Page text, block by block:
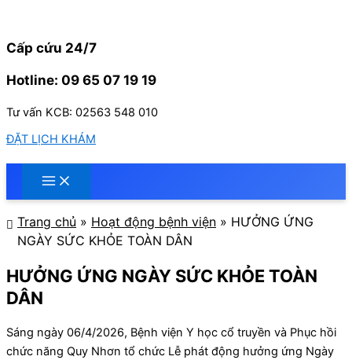
nội
Cấp cứu 24/7
Hotline: 09 65 07 19 19
Tư vấn KCB: 02563 548 010
ĐẶT LỊCH KHÁM
Trang chủ » Hoạt động bệnh viện » HƯỞNG ỨNG
NGÀY SỨC KHỎE TOÀN DÂN
HƯỞNG ỨNG NGÀY SỨC KHỎE TOÀN
DÂN
Sáng ngày 06/4/2026, Bệnh viện Y học cổ truyền và Phục hồi
chức năng Quy Nhơn tổ chức Lễ phát động hưởng ứng Ngày